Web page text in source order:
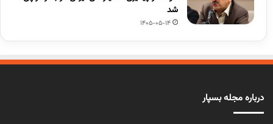
شد
1405-05-14
درباره مجله بسپار